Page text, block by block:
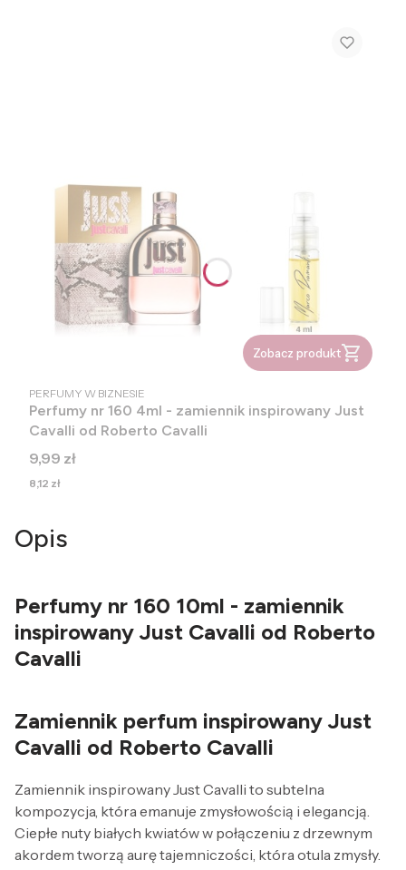
Zobacz produkt
PRODUCENT
PERFUMY W BIZNESIE
Perfumy nr 160 4ml - zamiennik inspirowany Just
Cavalli od Roberto Cavalli
Cena
9,99 zł
Cena
8,12 zł
Opis
Perfumy nr 160 10ml - zamiennik
inspirowany Just Cavalli od Roberto
Cavalli
Zamiennik perfum inspirowany Just
Cavalli od Roberto Cavalli
Zamiennik inspirowany Just Cavalli to subtelna
kompozycja, która emanuje zmysłowością i elegancją.
Ciepłe nuty białych kwiatów w połączeniu z drzewnym
akordem tworzą aurę tajemniczości, która otula zmysły.